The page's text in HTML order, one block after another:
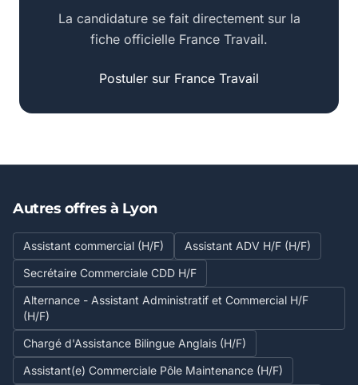
La candidature se fait directement sur la
fiche officielle France Travail.
Postuler sur France Travail
Autres offres à Lyon
Assistant commercial (H/F)
Assistant ADV H/F (H/F)
Secrétaire Commerciale CDD H/F
Alternance - Assistant Administratif et Commercial H/F
(H/F)
Chargé d'Assistance Bilingue Anglais (H/F)
Assistant(e) Commerciale Pôle Maintenance (H/F)